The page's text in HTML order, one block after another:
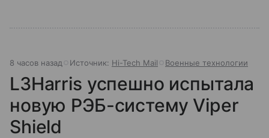
8 часов назад Источник: Hi-Tech Mail Военные технологии
L3Harris успешно испытала
новую РЭБ-систему Viper
Shield